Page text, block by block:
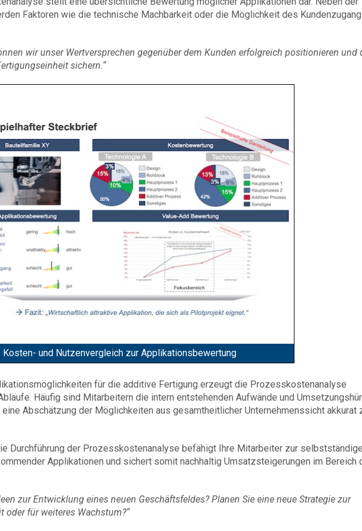
Faktoren wie die technische Machbarkeit oder die Möglichkeit des
wir unser Wertversprechen gegenüber dem Kunden erfolgreich positionieren und
sichern.“
Kosten- und Nutzenvergleich zur Applikationsbewertung
für die additive Fertigung erzeugt die Prozesskostenanalyse
Häufig sind Mitarbeitern die intern entstehenden Aufwände und
Abschätzung der Möglichkeiten aus gesamtheitlicher Unternehmenssicht akkurat
Durchführung der Prozesskostenanalyse befähigt Ihre Mitarbeiter zur
Applikationen und sichert somit nachhaltig Umsatzsteigerungen im Bereich
zur Entwicklung eines neuen Geschäftsfeldes? Planen Sie eine neue Strategie zur
für weiteres Wachstum?“